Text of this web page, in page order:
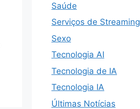
Saúde
Serviços de Streaming
Sexo
Tecnologia AI
Tecnologia de IA
Tecnologia IA
Últimas Notícias